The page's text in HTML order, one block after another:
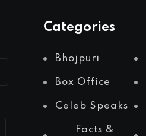
Categories
Bhojpuri
Box Office
Celeb Speaks
Facts &